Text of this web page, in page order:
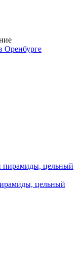
Оренбурге
цельный